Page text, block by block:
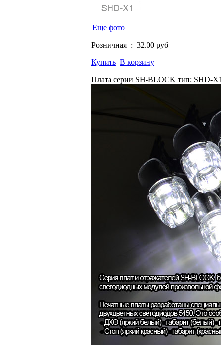
Еще фото
Розничная : 32.00 руб
Купить В корзину
Плата серии SH-BLOCK тип: SHD-